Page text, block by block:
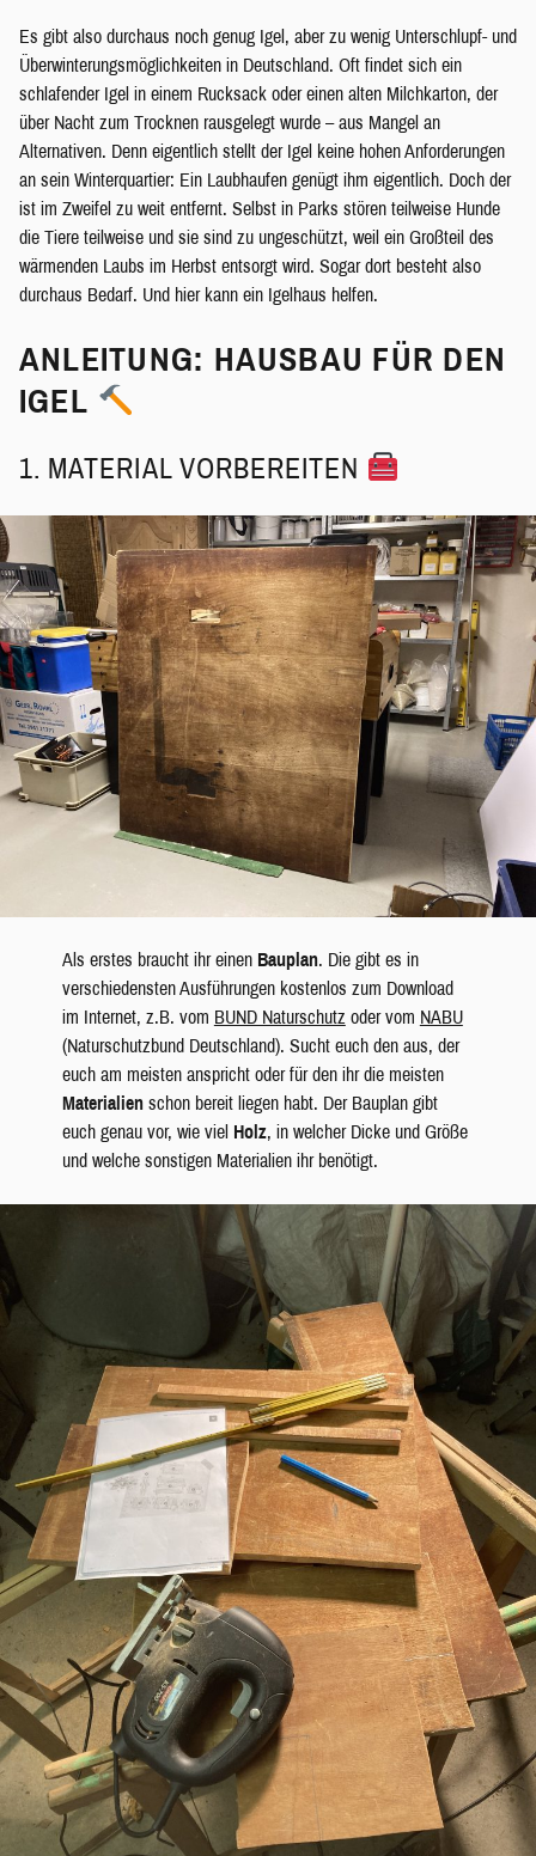
Es gibt also durchaus noch genug Igel, aber zu wenig Unterschlupf- und
Überwinterungsmöglichkeiten in Deutschland. Oft findet sich ein
schlafender Igel in einem Rucksack oder einen alten Milchkarton, der
über Nacht zum Trocknen rausgelegt wurde – aus Mangel an
Alternativen. Denn eigentlich stellt der Igel keine hohen Anforderungen
an sein Winterquartier: Ein Laubhaufen genügt ihm eigentlich. Doch der
ist im Zweifel zu weit entfernt. Selbst in Parks stören teilweise Hunde
die Tiere teilweise und sie sind zu ungeschützt, weil ein Großteil des
wärmenden Laubs im Herbst entsorgt wird. Sogar dort besteht also
durchaus Bedarf. Und hier kann ein Igelhaus helfen.
ANLEITUNG: HAUSBAU FÜR DEN
IGEL
1. MATERIAL VORBEREITEN
Als erstes braucht ihr einen Bauplan. Die gibt es in
verschiedensten Ausführungen kostenlos zum Download
im Internet, z.B. vom BUND Naturschutz oder vom NABU
(Naturschutzbund Deutschland). Sucht euch den aus, der
euch am meisten anspricht oder für den ihr die meisten
Materialien schon bereit liegen habt. Der Bauplan gibt
euch genau vor, wie viel Holz, in welcher Dicke und Größe
und welche sonstigen Materialien ihr benötigt.